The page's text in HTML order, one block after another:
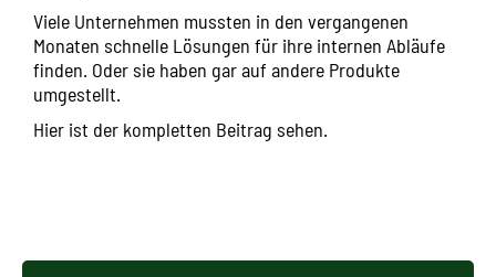
Viele Unternehmen mussten in den vergangenen
Monaten schnelle Lösungen für ihre internen Abläufe
finden. Oder sie haben gar auf andere Produkte
umgestellt.
Hier ist der kompletten Beitrag sehen.